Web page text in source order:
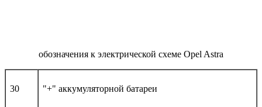
обозначения к электрической схеме Opel Astra
30 "+" аккумуляторной батареи